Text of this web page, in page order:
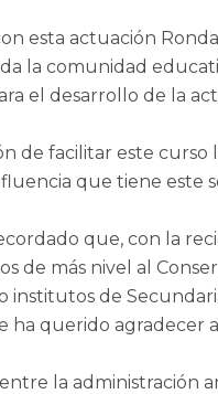
esta actuación
la comunidad
el desarrollo de la
de facilitar este
que tiene este
que, con la
más nivel al
institutos de
ha querido
la